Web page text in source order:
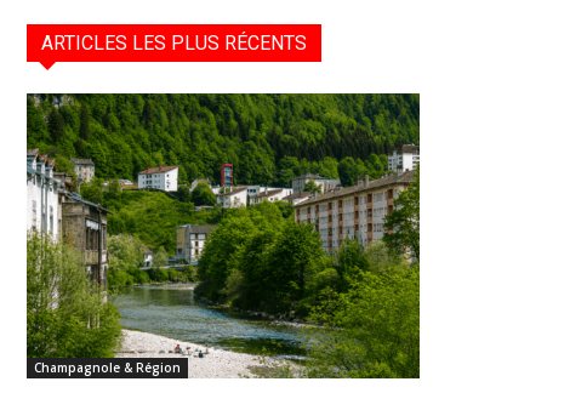
ARTICLES LES PLUS RÉCENTS
Champagnole & Région